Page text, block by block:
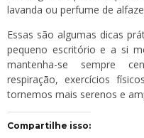
lavanda ou perfume de
Essas são algumas dicas
pequeno escritório e a si
mantenha-se sempre
respiração, exercícios
tornemos mais serenos e
Compartilhe isso: